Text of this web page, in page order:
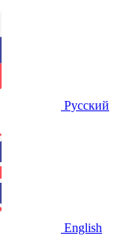
Русский
English